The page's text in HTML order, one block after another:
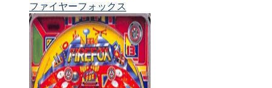
ファイヤーフォックス